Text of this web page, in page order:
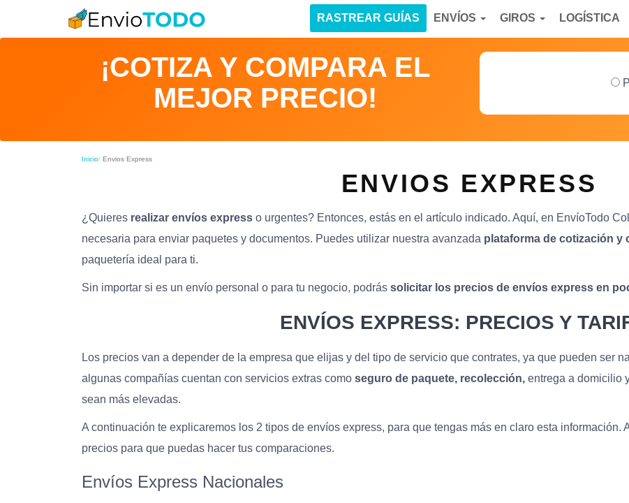
LOGÍSTICA
GIROS
ENVÍOS
RASTREAR GUÍAS
¡COTIZA Y COMPARA EL
MEJOR PRECIO!
Inicio Envios Express
ENVIOS EXPRESS
¿Quieres realizar envíos express o urgentes? Entonces, estás en el artículo indicado. Aquí, en EnvíoTodo
necesaria para enviar paquetes y documentos. Puedes utilizar nuestra avanzada plataforma de cotización y
paquetería ideal para ti.
Sin importar si es un envío personal o para tu negocio, podrás solicitar los precios de envíos express en
ENVÍOS EXPRESS: PRECIOS Y
Los precios van a depender de la empresa que elijas y del tipo de servicio que contrates, ya que pueden ser
algunas compañías cuentan con servicios extras como seguro de paquete, recolección, entrega a domicilio
sean más elevadas.
A continuación te explicaremos los 2 tipos de envíos express, para que tengas más en claro esta información.
precios para que puedas hacer tus comparaciones.
Envíos Express Nacionales